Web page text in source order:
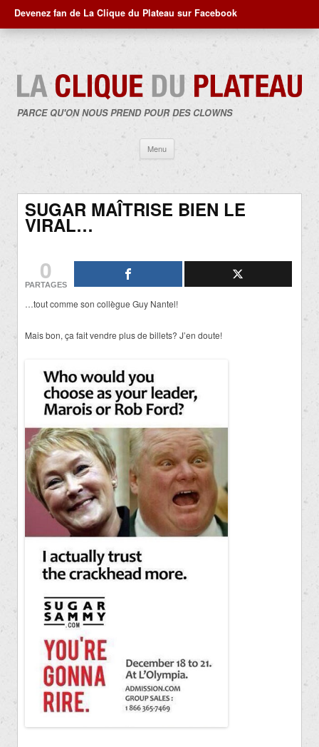
Devenez fan de La Clique du Plateau sur Facebook
PARCE QU'ON NOUS PREND POUR DES CLOWNS
Menu
contenu
SUGAR MAÎTRISE BIEN LE
VIRAL…
0
PARTAGES
…tout comme son collègue Guy Nantel!
Mais bon, ça fait vendre plus de billets? J’en doute!